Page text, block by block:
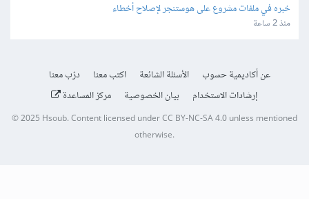
خبره في ملفات مشروع على هوستنجر لإصلاح أخطاء
منذ 2 ساعة
عن أكاديمية حسوب الأسئلة الشائعة اكتب معنا
درّب معنا
إرشادات الاستخدام
بيان الخصوصية مركز المساعدة
© 2025 Hsoub.Content licensed underCC BY-NC-SA 4.0unless mentioned
otherwise.